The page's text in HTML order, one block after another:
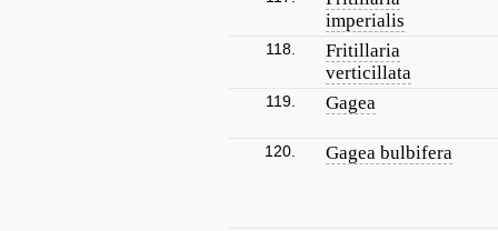
imperialis
118.
Fritillaria
verticillata
119. Gagea
120. Gagea bulbifera